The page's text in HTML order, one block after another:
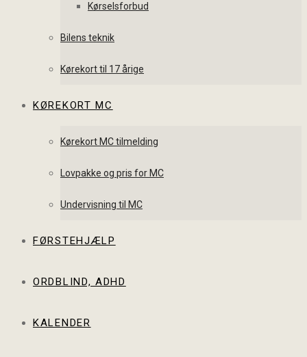
Kørselsforbud
Bilens teknik
Kørekort til 17 årige
KØREKORT MC
Kørekort MC tilmelding
Lovpakke og pris for MC
Undervisning til MC
FØRSTEHJÆLP
ORDBLIND, ADHD
KALENDER